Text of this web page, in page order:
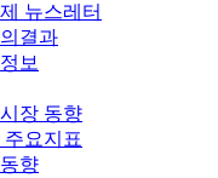
뉴스레터
결과
보
장 동향
요지표
향